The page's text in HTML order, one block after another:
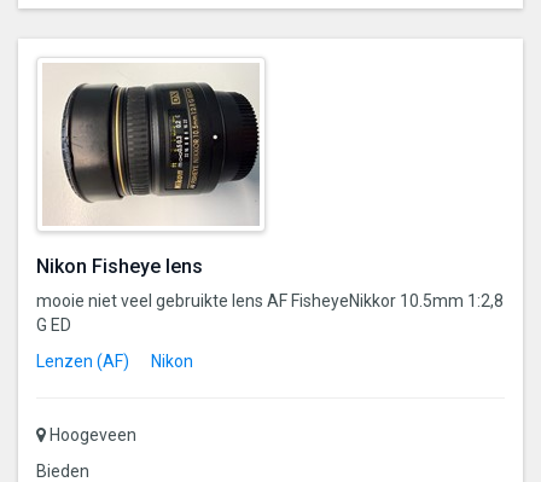
een
gevalideerde
gebruiker
Nikon Fisheye lens
mooie niet veel gebruikte lens AF FisheyeNikkor 10.5mm 1:2,8
G ED
Lenzen (AF)
Nikon
Hoogeveen
Bieden